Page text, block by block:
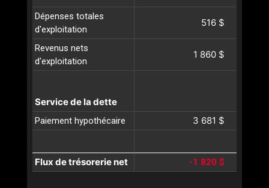
Dépenses totales
d'exploitation
516 $
Revenus nets
d'exploitation
1 860 $
Service de la dette
Paiement hypothécaire 3 681 $
Flux de trésorerie net -1 820 $